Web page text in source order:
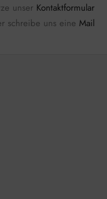
unser Kontaktformular
schreibe uns eine Mail